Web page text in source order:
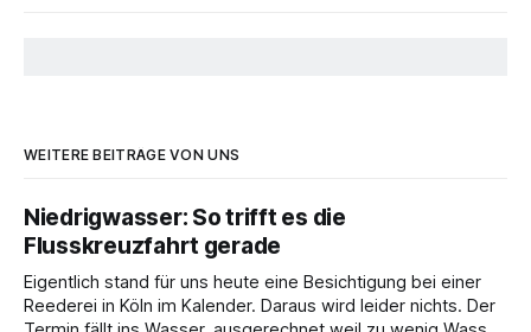
WEITERE BEITRÄGE VON UNS
Niedrigwasser: So trifft es die
Flusskreuzfahrt gerade
Eigentlich stand für uns heute eine Besichtigung bei einer
Reederei in Köln im Kalender. Daraus wird leider nichts. Der